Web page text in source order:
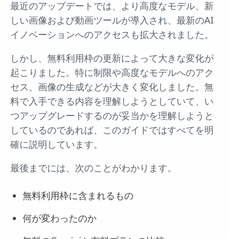
最近のアップデートでは、より高度なモデル、新
しい画像および動画ツールが導入され、最新のAI
イノベーションへのアクセスも拡大されました。
しかし、無料利用枠の更新によって大きな変化が
起こりました。特に制限や高度なモデルへのアク
セス、画像の生成などが大きく変化しました。無
料で入手できる内容を理解しようとしていて、い
つアップグレードするのが妥当かを理解しようと
しているのであれば、このガイドではすべてを明
確に説明しています。
最後までには、次のことがわかります。
無料利用枠に含まれるもの
何が変わったのか